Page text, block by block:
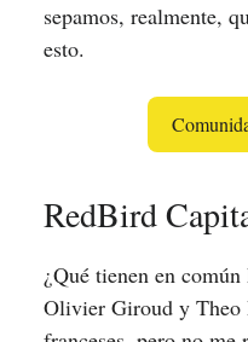
sepamos, realmente,
esto.
RedBird
¿Qué tienen en
Olivier Giroud y Theo